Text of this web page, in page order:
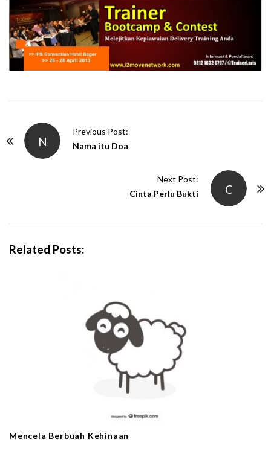
N
Previous Post:
Nama itu Doa
C
Next Post:
Cinta Perlu Bukti
Related Posts:
Mencela Berbuah Kehinaan